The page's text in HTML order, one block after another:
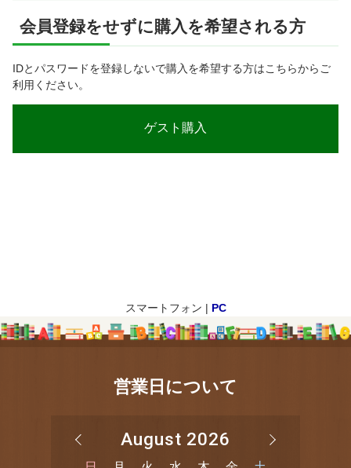
会員登録をせずに購入を希望される方
IDとパスワードを登録しないで購入を希望する方はこちらからご
利用ください。
スマートフォン | PC
営業日について
August 2026